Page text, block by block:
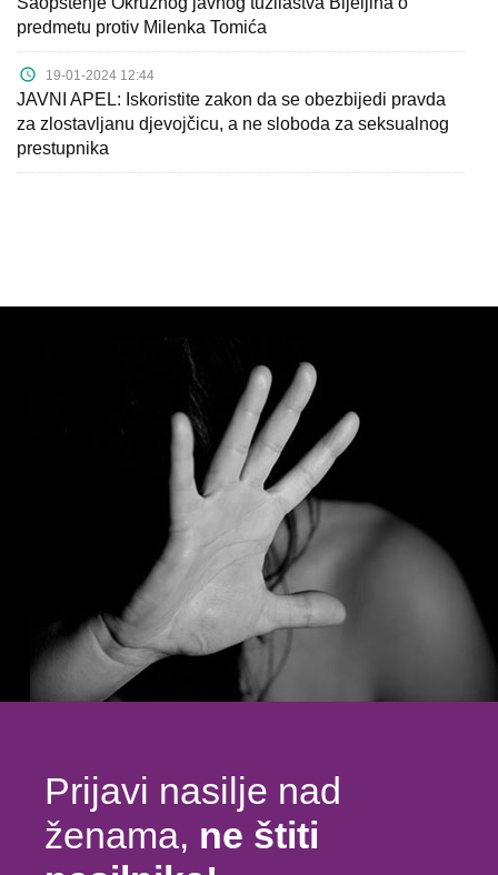
predmetu protiv Milenka Tomića
19-01-2024 12:44
JAVNI APEL: Iskoristite zakon da se obezbijedi pravda
za zlostavljanu djevojčicu, a ne sloboda za seksualnog
prestupnika
Prijavi nasilje nad
ženama, ne štiti